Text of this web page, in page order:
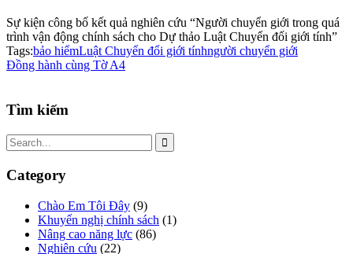
Sự kiện công bố kết quả nghiên cứu “Người chuyển giới trong quá
trình vận động chính sách cho Dự thảo Luật Chuyển đối giới tính”
Tags:bảo hiểmLuật Chuyển đổi giới tínhngười chuyển giới
Đồng hành cùng Tờ A4
Tìm kiếm
Category
Chào Em Tôi Đây (9)
Khuyến nghị chính sách (1)
Nâng cao năng lực (86)
Nghiên cứu (22)